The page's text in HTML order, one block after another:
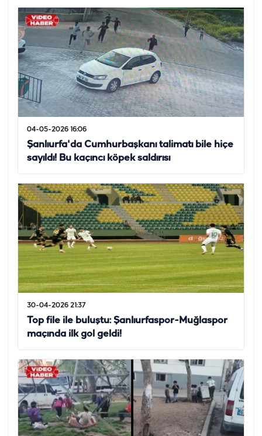
04-05-2026 16:06
Şanlıurfa'da Cumhurbaşkanı talimatı bile hiçe
sayıldı! Bu kaçıncı köpek saldırısı
30-04-2026 21:37
Top file ile buluştu: Şanlıurfaspor-Muğlaspor
maçında ilk gol geldi!